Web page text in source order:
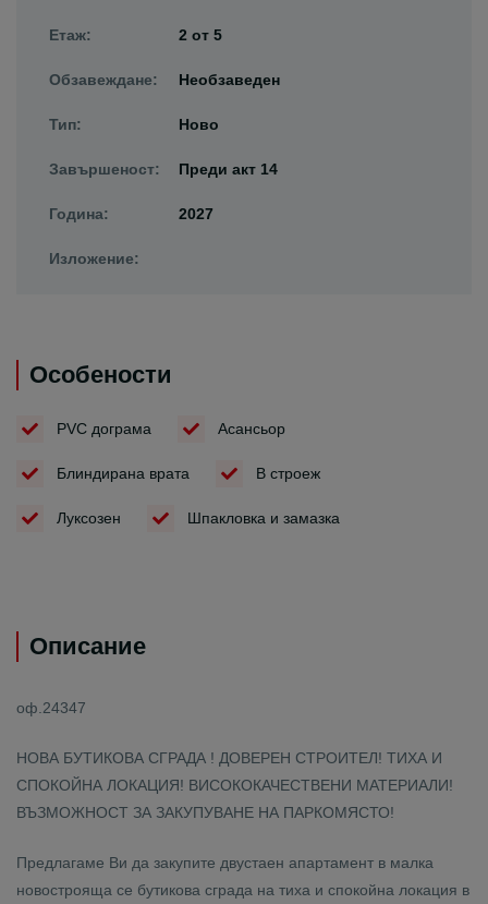
Етаж: 2 от 5
Обзавеждане: Необзаведен
Тип: Ново
Завършеност: Преди акт 14
Година: 2027
Изложение:
Особености
PVC дограма Асансьор
Блиндирана врата В строеж
Луксозен Шпакловка и замазка
Описание
оф.24347
НОВА БУТИКОВА СГРАДА ! ДОВЕРЕН СТРОИТЕЛ! ТИХА И
СПОКОЙНА ЛОКАЦИЯ! ВИСОКОКАЧЕСТВЕНИ МАТЕРИАЛИ!
ВЪЗМОЖНОСТ ЗА ЗАКУПУВАНЕ НА ПАРКОМЯСТО!
Предлагаме Ви да закупите двустаен апартамент в малка
новострояща се бутикова сграда на тиха и спокойна локация в